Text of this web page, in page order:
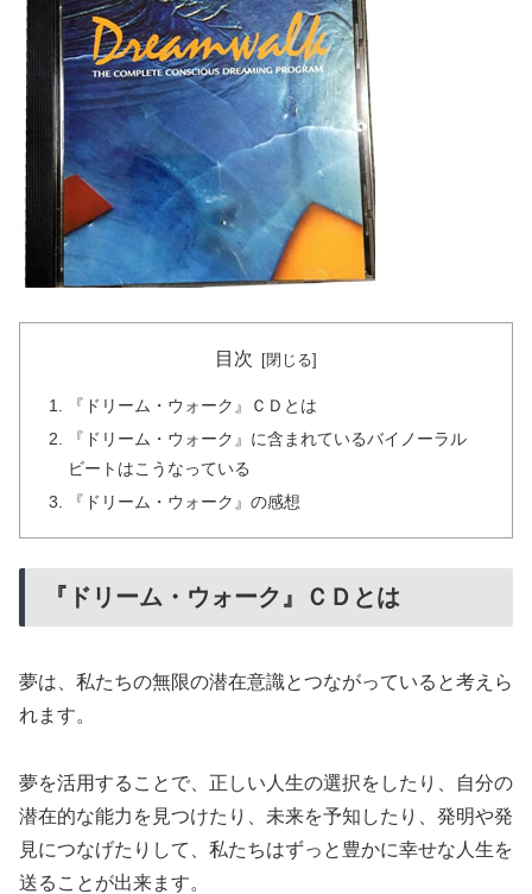
目次
『ドリーム・ウォーク』ＣＤとは
『ドリーム・ウォーク』に含まれているバイノーラル
ビートはこうなっている
『ドリーム・ウォーク』の感想
『ドリーム・ウォーク』ＣＤとは
夢は、私たちの無限の潜在意識とつながっていると考えら
れます。
夢を活用することで、正しい人生の選択をしたり、自分の
潜在的な能力を見つけたり、未来を予知したり、発明や発
見につなげたりして、私たちはずっと豊かに幸せな人生を
送ることが出来ます。